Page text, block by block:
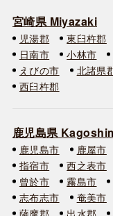
宮崎県 Miyazaki
児湯郡 東臼杵郡
日南市
小林市
えびの市
北諸県
西臼杵郡
鹿児島県
鹿児島市 鹿屋市
指宿市
西之表市
曾於市
霧島市
志布志市
奄美市
薩摩郡
出水郡